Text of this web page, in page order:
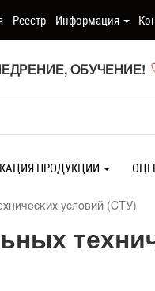
Реестр Информация
ОБУЧЕНИЕ!
ПРОДУКЦИИ
условий (СТУ)